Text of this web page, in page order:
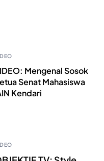
Mengenal Sosok
Senat Mahasiswa
Kendari